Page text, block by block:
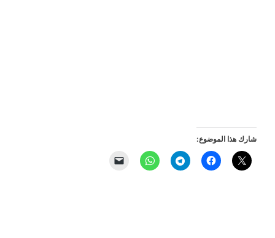
شارك هذا الموضوع: